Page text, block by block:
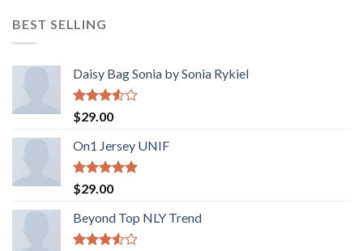
5
BEST SELLING
Daisy Bag Sonia by Sonia Rykiel
Valorado
con
3.50 de
5
$29.00
On1 Jersey UNIF
Valorado
con
de 5
$29.00
Beyond Top NLY Trend